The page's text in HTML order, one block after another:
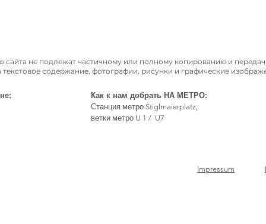
сайта не подлежат частичному или полному копированию и
текстовое содержание, фотографии, рисунки и графические
Как к нам добрать НА МЕТРО:
Станция метро Stiglmaierplatz,
ветки метро U 1 / U7
Impressum